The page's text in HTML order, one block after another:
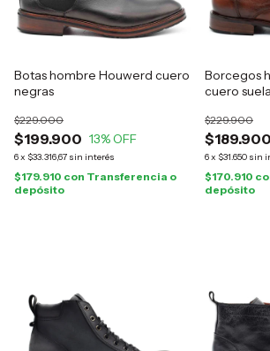
Botas hombre Houwerd cuero
negras
$199.900
$229.000
13% OFF
6x $33.316,67 sin interés
$179.910 con Transferencia o
depósito
Borcegos
cuero suela
$189.900
$229.900
6x $31.650 sin
$170.910
depósito